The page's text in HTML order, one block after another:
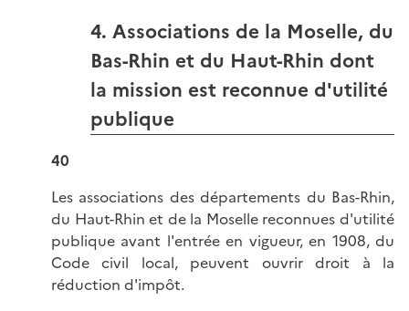
4. Associations de la Moselle, du
Bas-Rhin et du Haut-Rhin dont
la mission est reconnue d'utilité
publique
40
Les associations des départements du Bas-Rhin,
du Haut-Rhin et de la Moselle reconnues d'utilité
publique avant l'entrée en vigueur, en 1908, du
Code civil local, peuvent ouvrir droit à la
réduction d'impôt.